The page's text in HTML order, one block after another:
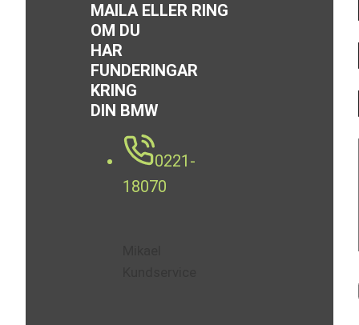
MAILA ELLER RING
OM DU
HAR
FUNDERINGAR
KRING
DIN BMW
0221-
18070